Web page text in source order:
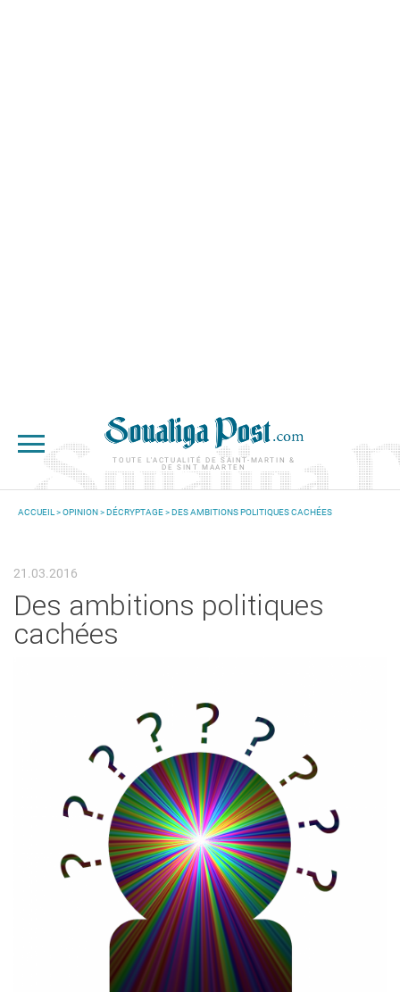
TOUTE L'ACTUALITÉ DE SAINT-MARTIN &
DE SINT MAARTEN
ACCUEIL >OPINION>DÉCRYPTAGE> DES AMBITIONS POLITIQUES CACHÉES
21.03.2016
Des ambitions politiques
cachées